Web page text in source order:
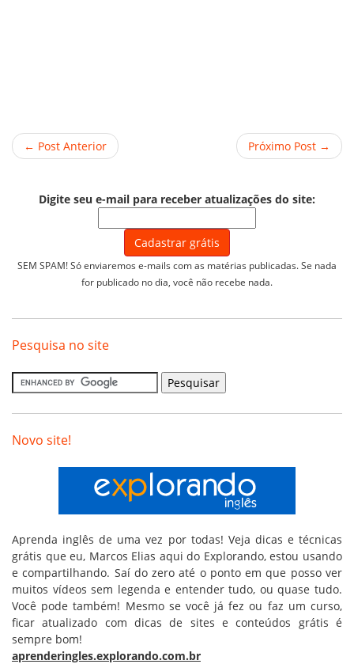
← Post Anterior Próximo Post →
Digite seu e-mail para receber atualizações do site:
SEM SPAM! Só enviaremos e-mails com as matérias publicadas. Se nada
for publicado no dia, você não recebe nada.
Pesquisa no site
Novo site!
Aprenda inglês de uma vez por todas! Veja dicas e técnicas
grátis que eu, Marcos Elias aqui do Explorando, estou usando
e compartilhando. Saí do zero até o ponto em que posso ver
muitos vídeos sem legenda e entender tudo, ou quase tudo.
Você pode também! Mesmo se você já fez ou faz um curso,
ficar atualizado com dicas de sites e conteúdos grátis é
sempre bom!
aprenderingles.explorando.com.br